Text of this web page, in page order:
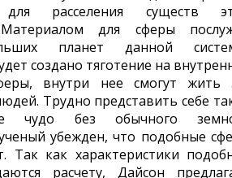
для расселения существ
для сферы
планет данной
создано тяготение на
внутри нее смогут жить
Трудно представить себе
чудо без обычного
убежден, что подобные
Так как характеристики
расчету, Дайсон